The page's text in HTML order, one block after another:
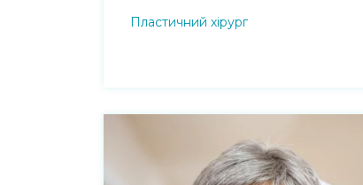
Пластичний хірург